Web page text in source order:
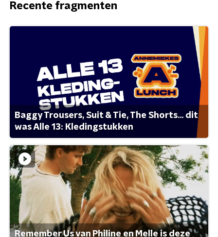
Recente fragmenten
Baggy Trousers, Suit & Tie, The Shorts... dit
was Alle 13: Kledingstukken
Remember Us van Philine en Melle is deze